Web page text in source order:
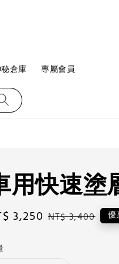
倉庫 專屬會員
用快速塗
3,250 Regular
NT$ 3,400 優